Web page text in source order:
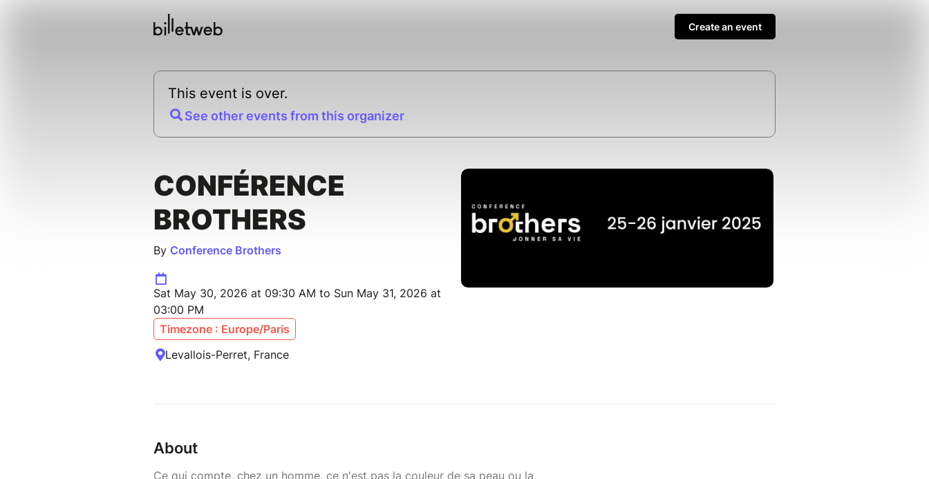
Create an event
This event is over.
See other events from this organizer
CONFÉRENCE
BROTHERS
By Conference Brothers
Sat May 30, 2026 at 09:30 AM to Sun May 31, 2026 at
03:00 PM
Timezone : Europe/Paris
Levallois-Perret, France
About
Ce qui compte, chez un homme, ce n'est pas la couleur de sa peau ou la